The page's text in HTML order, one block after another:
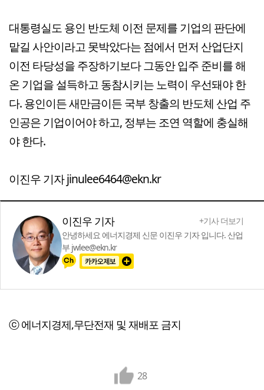
대통령실도 용인 반도체 이전 문제를 기업의 판단에
맡길 사안이라고 못박았다는 점에서 먼저 산업단지
이전 타당성을 주장하기보다 그동안 입주 준비를 해
온 기업을 설득하고 동참시키는 노력이 우선돼야 한
다. 용인이든 새만금이든 국부 창출의 반도체 산업 주
인공은 기업이어야 하고, 정부는 조연 역할에 충실해
야 한다.
이진우 기자 jinulee6464@ekn.kr
이진우 기자
+기사 더보기
안녕하세요 에너지경제 신문 이진우 기자 입니다. 산업
부 jwlee@ekn.kr
ⓒ 에너지경제,무단전재 및 재배포 금지
28